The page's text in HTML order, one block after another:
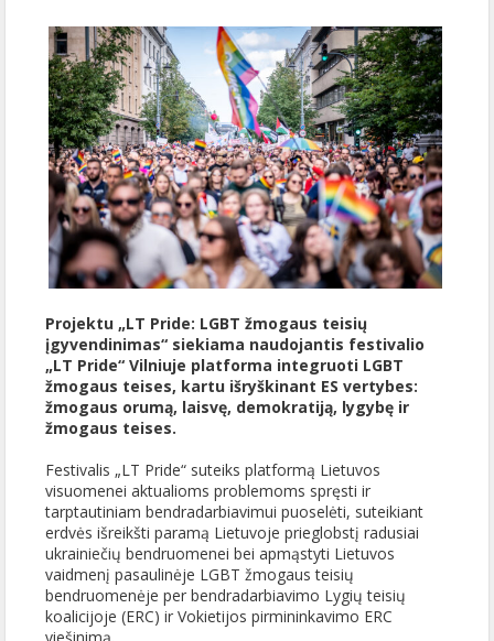
Projektu „LT Pride: LGBT žmogaus teisių
įgyvendinimas“ siekiama naudojantis festivalio
„LT Pride“ Vilniuje platforma integruoti LGBT
žmogaus teises, kartu išryškinant ES vertybes:
žmogaus orumą, laisvę, demokratiją, lygybę ir
žmogaus teises.
Festivalis „LT Pride“ suteiks platformą Lietuvos
visuomenei aktualioms problemoms spręsti ir
tarptautiniam bendradarbiavimui puoselėti, suteikiant
erdvės išreikšti paramą Lietuvoje prieglobstį radusiai
ukrainiečių bendruomenei bei apmąstyti Lietuvos
vaidmenį pasaulinėje LGBT žmogaus teisių
bendruomenėje per bendradarbiavimo Lygių teisių
koalicijoje (ERC) ir Vokietijos pirmininkavimo ERC